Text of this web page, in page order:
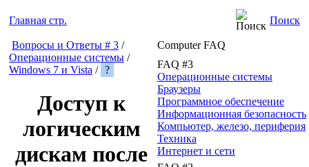
Главная стр. Поиск
Вопросы и Ответы # 3 /
Операционные системы /
Windows 7 и Vista / ?
Доступ к
логическим
дискам после
Computer FAQ
FAQ #3
Операционные системы
Браузеры
Программное обеспечение
Информационная безопасность
Компьютер, железо, периферия
Техника
Интернет и сети